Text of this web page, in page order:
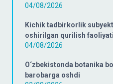
04/08/2026
Kichik tadbirkorlik
oshirilgan qurilish faoliyati
04/08/2026
O‘zbekistonda botanika
barobarga oshdi